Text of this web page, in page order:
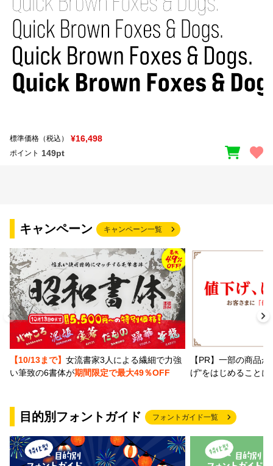
標準価格（税込） ¥16,498
ポイント 149pt
キャンペーン キャンペーン一覧
【10/13まで】 女流書家3人による繊細で力強
い筆致の6書体が期間限定で最大49％OFF
【PR】一部の商品
げ"をはじめること
目的別フォントガイド フォントガイド一覧